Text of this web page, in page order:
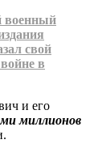
военный
свой
в
и его
миллионов